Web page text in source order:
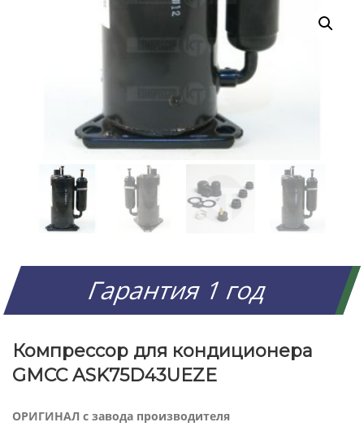
Гарантия 1 год
Компрессор для кондиционера
GMCC ASK75D43UEZE
ОРИГИНАЛ с завода производителя